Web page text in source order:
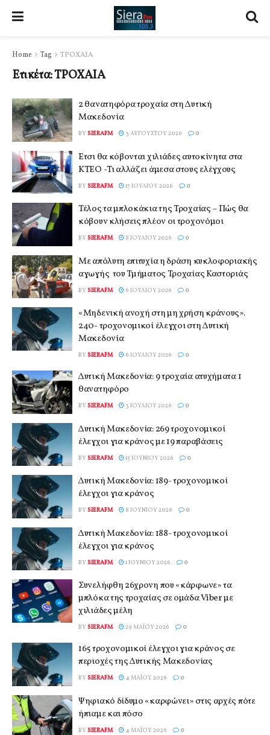
Home Tag ΤΡΟΧΑΙΑ
Ετικέτα:ΤΡΟΧΑΙΑ
2 θανατηφόρα τροχαία στη Δυτική
Μακεδονία
BY SIERAFM 3 ΑΥΓΟΎΣΤΟΥ 2026 0
Έτσι θα κόβονται χιλιάδες αυτοκίνητα στα
ΚΤΕΟ -Τι αλλάζει άμεσα στους ελέγχους
BY SIERAFM 17 ΙΟΥΛΊΟΥ 2026 0
Τέλος τα μπλοκάκια της Τροχαίας – Πώς θα
κόβουν κλήσεις πλέον οι τροχονόμοι
BY SIERAFM 8 ΙΟΥΛΊΟΥ 2026 0
Με απόλυτη επιτυχία η δράση κυκλοφοριακής
αγωγής του Τμήματος Τροχαίας Καστοριάς
BY SIERAFM 6 ΙΟΥΛΊΟΥ 2026 0
«Μηδενική ανοχή στη μη χρήση κράνους».
240- τροχονομικοί έλεγχοι στη Δυτική
Μακεδονία
BY SIERAFM 6 ΙΟΥΛΊΟΥ 2026 0
Δυτική Μακεδονία: 9 τροχαία ατυχήματα 1
θανατηφόρο
BY SIERAFM 3 ΙΟΥΛΊΟΥ 2026 0
Δυτική Μακεδονία: 269 τροχονομικοί
έλεγχοι για κράνος με 19 παραβάσεις
BY SIERAFM 15 ΙΟΥΝΊΟΥ 2026 0
Δυτική Μακεδονία: 189- τροχονομικοί
έλεγχοι για κράνος
BY SIERAFM 8 ΙΟΥΝΊΟΥ 2026 0
Δυτική Μακεδονία: 188- τροχονομικοί
έλεγχοι για κράνος
BY SIERAFM 1 ΙΟΥΝΊΟΥ 2026 0
Συνελήφθη 26χρονη που «κάρφωνε» τα
μπλόκα της τροχαίας σε ομάδα Viber με
χιλιάδες μέλη
BY SIERAFM 29 ΜΑΪ́ΟΥ 2026 0
165 τροχονομικοί έλεγχοι για κράνος σε
περιοχές της Δυτικής Μακεδονίας
BY SIERAFM 4 ΜΑΪ́ΟΥ 2026 0
Ψηφιακό δίδυμο «καρφώνει» στις αρχές πότε
ήπιαμε και πόσο
BY SIERAFM 4 ΜΑΪ́ΟΥ 2026 0